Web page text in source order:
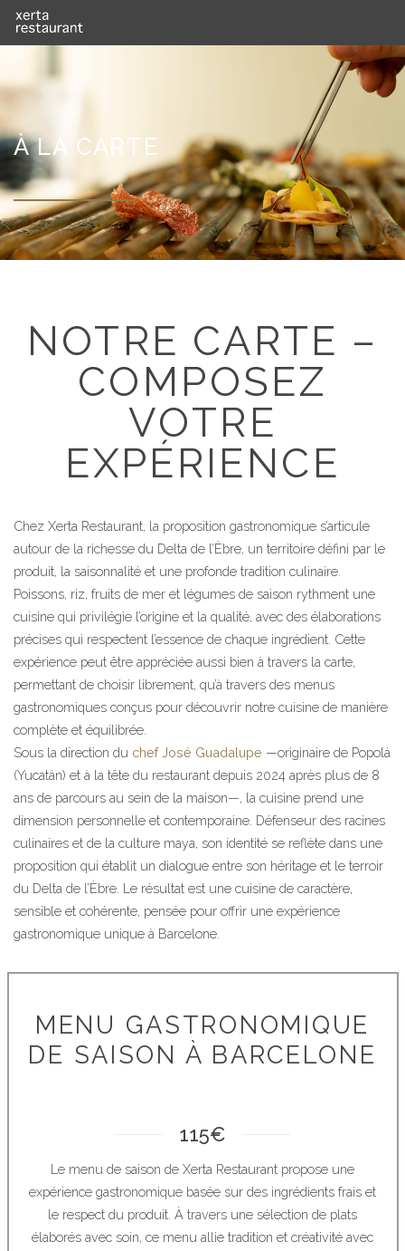
À LA CARTE
NOTRE CARTE –
COMPOSEZ
VOTRE
EXPÉRIENCE
Chez Xerta Restaurant, la proposition gastronomique s’articule
autour de la richesse du Delta de l’Èbre, un territoire défini par le
produit, la saisonnalité et une profonde tradition culinaire.
Poissons, riz, fruits de mer et légumes de saison rythment une
cuisine qui privilégie l’origine et la qualité, avec des élaborations
précises qui respectent l’essence de chaque ingrédient. Cette
expérience peut être appréciée aussi bien à travers la carte,
permettant de choisir librement, qu’à travers des menus
gastronomiques conçus pour découvrir notre cuisine de manière
complète et équilibrée.
Sous la direction du chef José Guadalupe —originaire de Popolá
(Yucatán) et à la tête du restaurant depuis 2024 après plus de 8
ans de parcours au sein de la maison—, la cuisine prend une
dimension personnelle et contemporaine. Défenseur des racines
culinaires et de la culture maya, son identité se reflète dans une
proposition qui établit un dialogue entre son héritage et le terroir
du Delta de l’Èbre. Le résultat est une cuisine de caractère,
sensible et cohérente, pensée pour offrir une expérience
gastronomique unique à Barcelone.
MENU GASTRONOMIQUE
DE SAISON À BARCELONE
115€
Le menu de saison de Xerta Restaurant propose une
expérience gastronomique basée sur des ingrédients frais et
le respect du produit. À travers une sélection de plats
élaborés avec soin, ce menu allie tradition et créativité avec